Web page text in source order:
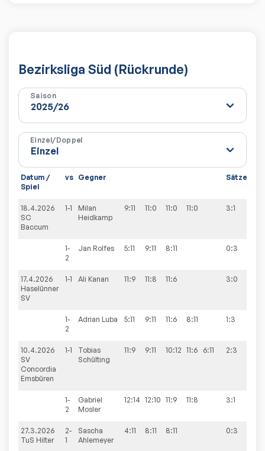
Bezirksliga Süd (Rückrunde)
Saison
Einzel/Doppel
Datum /
Spiel
vs Gegner Sätze
18.4.2026
SC
Baccum
1-1
Milan
Heidkamp
9:11 11:0 11:0 11:0 3:1
1-
2
Jan Rolfes 5:11 9:11 8:11 0:3
17.4.2026
Haselünner
SV
1-1 Ali Kanan 11:9 11:8 11:6 3:0
1-
2
Adrian Luba 5:11 9:11 11:6 8:11 1:3
10.4.2026
SV
Concordia
Emsbüren
1-1
Tobias
Schülting
11:9 9:11 10:12 11:6 6:11 2:3
1-
2
Gabriel
Mosler
12:14 12:10 11:9 11:8 3:1
27.3.2026
TuS Hilter
2-
1
Sascha
Ahlemeyer
4:11 8:11 8:11 0:3